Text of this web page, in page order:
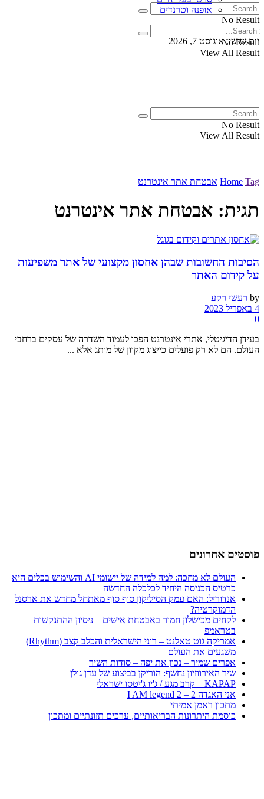
No Result
View All Result
יום שישי, אוגוסט 7, 2026
אופנה וטרנדים
No Result
View All Result
No Result
View All Result
Home Tag אבטחת אתר אינטרנט
תגית: אבטחת אתר אינטרנט
הסיבות החשובות שבהן אחסון מקצועי של אתר משפיעות
על קידום האתר
by רעשי רקע
4 באפריל 2023
0
בעידן הדיגיטלי, אתרי אינטרנט הפכו לעמוד השדרה של עסקים ברחבי
העולם. הם לא רק פועלים כייצוג מקוון של מותג אלא ...
פוסטים אחרונים
העולם לא מחכה: למה למידה של יישומי AI והשימוש בכלים היא
כרטיס הכניסה היחיד לכלכלה החדשה
אנדוריל: האם עמק הסיליקון סוף סוף מאתחל מחדש את ארסנל
הדמוקרטיה?
לקחים מכישלון חמור באבטחת אישים – ניסיון ההתנקשות
בטראמפ
אמריקה גוט טאלנט – רוני הישראלית והכלב קצב (Rhythm)
משגעים את העולם
אפרים שמיר – נכון את יפה – סודות השיר
שיר האירווזיון נחשף: הוריקן בביצוע של עדן גולן
KAPAP – קרב מגע / ג'יו ג'יטסו ישראלי
אני האגדה 2 – I AM legend 2
מתכון ראמן אמיתי
כוסמת היתרונות הבריאותיים, ערכים תזונתיים ומתכון